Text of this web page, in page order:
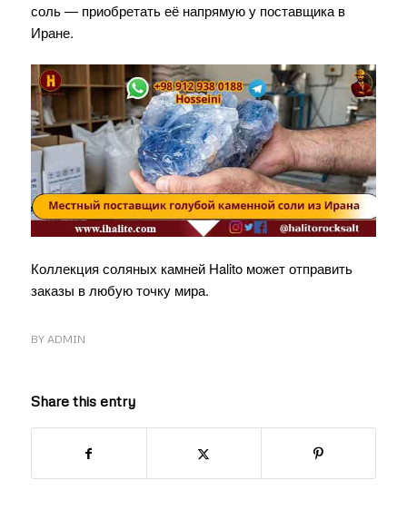
соль — приобретать её напрямую у поставщика в
Иране.
Коллекция соляных камней Halito может отправить
заказы в любую точку мира.
BY ADMIN
Share this entry